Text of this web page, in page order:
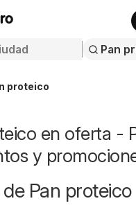
proteico
en oferta -
y
Pan proteico